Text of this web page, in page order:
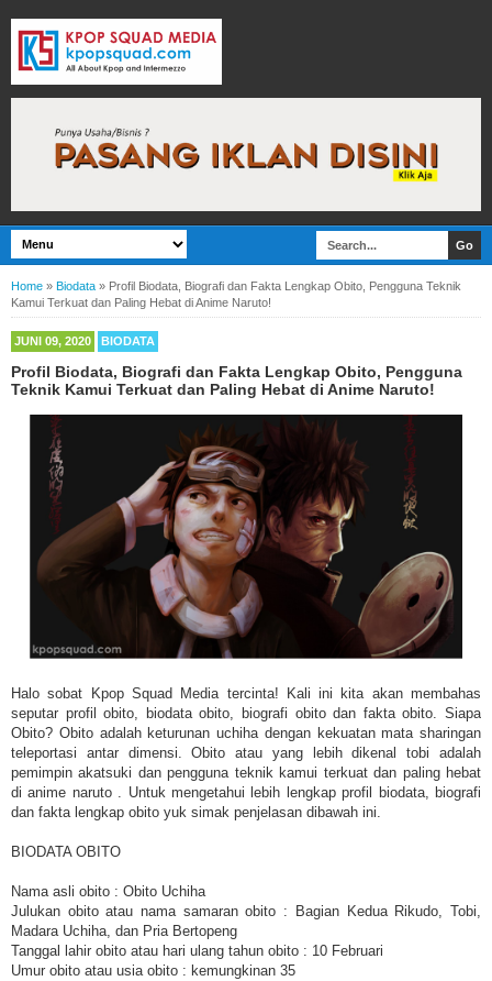
Home » Biodata » Profil Biodata, Biografi dan Fakta Lengkap Obito, Pengguna Teknik
Kamui Terkuat dan Paling Hebat di Anime Naruto!
JUNI 09, 2020 BIODATA
Profil Biodata, Biografi dan Fakta Lengkap Obito, Pengguna
Teknik Kamui Terkuat dan Paling Hebat di Anime Naruto!
Halo sobat Kpop Squad Media tercinta! Kali ini kita akan membahas
seputar profil obito, biodata obito, biografi obito dan fakta obito. Siapa
Obito? Obito adalah keturunan uchiha dengan kekuatan mata sharingan
teleportasi antar dimensi. Obito atau yang lebih dikenal tobi adalah
pemimpin akatsuki dan pengguna teknik kamui terkuat dan paling hebat
di anime naruto . Untuk mengetahui lebih lengkap profil biodata, biografi
dan fakta lengkap obito yuk simak penjelasan dibawah ini.
BIODATA OBITO
Nama asli obito : Obito Uchiha
Julukan obito atau nama samaran obito : Bagian Kedua Rikudo, Tobi,
Madara Uchiha, dan Pria Bertopeng
Tanggal lahir obito atau hari ulang tahun obito : 10 Februari
Umur obito atau usia obito : kemungkinan 35